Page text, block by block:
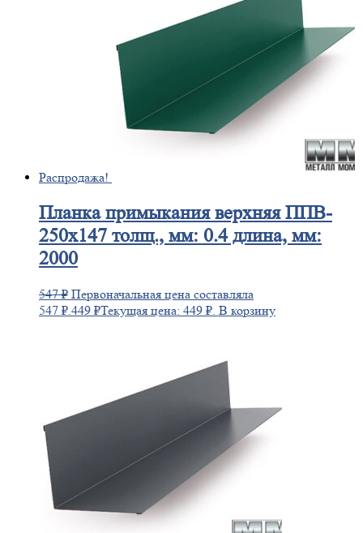
Распродажа!
Планкапримыкания верхняя ППВ-
250х147 толщ., мм: 0.4 длина, мм:
2000
547₽ Первоначальная цена составляла
547 ₽.449 ₽Текущая цена: 449 ₽. В корзину